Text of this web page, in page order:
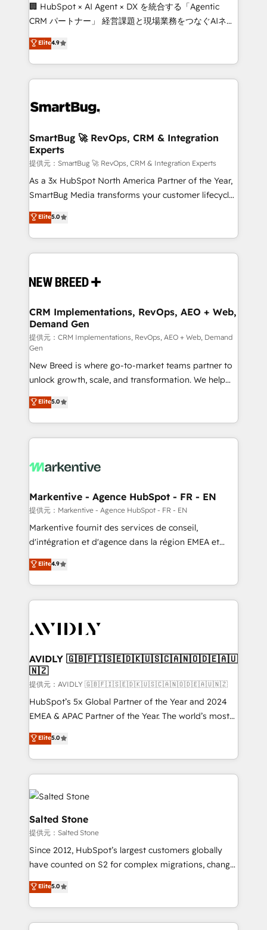
Move from any legacy CRM. Zero downtime, full data
run your revenue process. Sales, marketing, and
service wired together. ➤ AI and Integrations: Layer
tune-ups, feature rollouts, adoption coaching. Buying
HubSpot, switching to it, or reviving a stale portal?
We are built for the work.
🏢 HubSpot × AI Agent × DX を統合する「Agentic
CRM パートナー」 経営課題と現場業務をつなぐAIネイ
ティブ・エージェンシーとして、HubSpot Eliteの実装
力で顧客フロント業務を再設計します。 💡 100inc は何
をする会社か？ HubSpotを共通基盤に、AIエージェン
トを組み込んだ顧客フロント業務（マーケティング・営
ィブ・エージェンシーです。事業部・グループ会社・部
を、CRMを軸とした全社共通基盤に再構築します。意
思決定者・PMO・現場担当者に並走します。 1️⃣
HubSpot導入・活用支援 顧客データの一元化から、
GTMの見える化・自動化まで。全Hub統合運用、デー
タ品質設計、グループ横断のCRM統合に対応します。
の一部をAIが自律実行する組織への移行を設計・実装。
Breeze・Claude等をHubSpotと連携させ、役割定義・
革を、構想から実装・定着までPMOとして主導。「設
の統合・浸透・変革管理を実行します。 ▸ CMS戦略設
計・構築：リード獲得・CVR・SEOを前提にした情報設
計・導線設計・テンプレート設計をContent Hubで一体
提供。 ▸ 既存CRM・MAからの移行支援：Salesforce・
Marketo・Pardot等からの移行、カスタム設計、履歴
データ移行と活用設計まで。 ▸ AEO対応：ChatGPT・
ンツとサイト構造を最適化。 🏆 なぜ100incを選ぶの
か？ ✓ HubSpot Eliteパートナー認定 ✓ HubSpotアワ
ード受賞・HUGリーダー ✓ ISO27001:2022 /
HubSpot大百科 出版 CRM・AI活用に関するご相談、現
せください。
Elite4.9
SmartBug 🚀 RevOps, CRM & Integration
Experts
提供元：SmartBug 🚀 RevOps, CRM & Integration Experts
As a 3x HubSpot North America Partner of the Year,
SmartBug Media transforms your customer lifecycle
into a revenue engine. Our unified ecosystem
includes specialized divisions Globalia (AI &
Software) and Point Success Media (Paid Media),
making this the official home for all three brands. 🔄
and system integrations powered by Globalia’s
trainers to drive platform adoption. 📈 Revenue
Generation - Full-funnel marketing and high-
performance advertising via Point Success Media. -
Expert deployment of Breeze AI and custom agents
to automate growth. 🏆 Elite Excellence - 8 platform
accreditations and deep HIPAA-compliance
expertise. - A team of 250+ experts dedicated to
your resilient growth.
Elite5.0
CRM Implementations, RevOps, AEO + Web,
Demand Gen
提供元：CRM Implementations, RevOps, AEO + Web, Demand
Gen
New Breed is where go-to-market teams partner to
unlock growth, scale, and transformation. We help
companies activate HubSpot’s AI-powered
customer platform and operationalize HubSpot’s
Loop Marketing framework through expert-led
services, smart agents, and purpose-built apps,
results, fast. ⚙️CRM & RevOps: Align all Hubs to your
🎯Demand Gen & ABM: Drive pipeline with inbound,
ABM, AEO, SEO, & paid media. 👩‍💻Web Design:
Build high-performing websites with UX, messaging,
& conversion strategy that drive results. 🤖AI
AI, & maximize AEO with tailored AI services. 🧩
Integrations: Extend HubSpot with custom
Elite5.0
Markentive - Agence HubSpot - FR - EN
提供元：Markentive - Agence HubSpot - FR - EN
Markentive fournit des services de conseil,
d'intégration et d'agence dans la région EMEA et
North America. Avec plus de 115 experts en
marketing automation, Growth, Revops, CRM et
webdesign. Markentive is both a consulting firm, a
digital agency and an integrator. With over 115
CRM and webdesign (We focus on EMEA - USA
Elite4.9
AVIDLY 🇬🇧🇫🇮🇸🇪🇩🇰🇺🇸🇨🇦🇳🇴🇩🇪🇦🇺
🇳🇿
提供元：AVIDLY 🇬🇧🇫🇮🇸🇪🇩🇰🇺🇸🇨🇦🇳🇴🇩🇪🇦🇺🇳🇿
HubSpot’s 5x Global Partner of the Year and 2024
EMEA & APAC Partner of the Year. The world’s most
experienced and fully accredited HubSpot Solutions
Partner. 🚀 With 2,750+ HubSpot projects delivered
and 370+ specialists across EMEA, APAC and NAM,
we de-risk complex CRM programmes and
accelerate ROI across every HubSpot Hub. 🧭 From
multi-region migrations to AI-powered automation,
we turn complexity into clarity, human at global
scale. 🏆 HubSpot’s CEO called us “the partner of the
future.” Others agree it is proof of trust built through
measurable impact.
Elite5.0
Salted Stone
提供元：Salted Stone
Since 2012, HubSpot’s largest customers globally
have counted on S2 for complex migrations, change
management, systems integration, and creative
solutions that deliver measurable impact and
transform brand experiences As one of the few full-
service creative agencies in the HubSpot
Elite5.0